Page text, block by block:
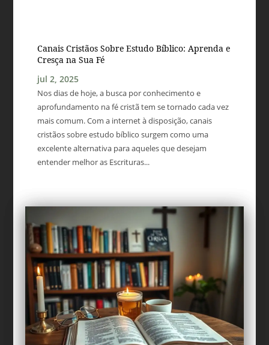
Canais Cristãos Sobre Estudo Bíblico: Aprenda e
Cresça na Sua Fé
jul 2, 2025
Nos dias de hoje, a busca por conhecimento e
aprofundamento na fé cristã tem se tornado cada vez
mais comum. Com a internet à disposição, canais
cristãos sobre estudo bíblico surgem como uma
excelente alternativa para aqueles que desejam
entender melhor as Escrituras...